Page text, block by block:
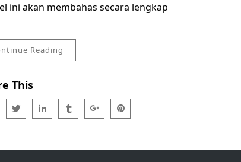
ini akan membahas secara lengkap
Reading
This